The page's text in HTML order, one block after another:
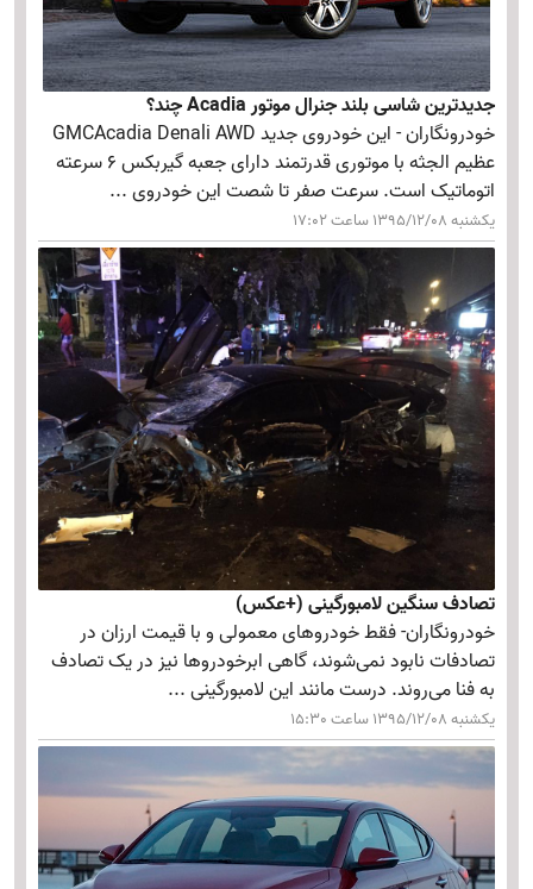
جدیدترین شاسی بلند جنرال موتور Acadia چند؟
خودرونگاران - این خودروی جدید GMCAcadia Denali AWD
عظیم الجثه با موتوری قدرتمند دارای جعبه گیربکس 6 سرعته
اتوماتیک است. سرعت صفر تا شصت این خودروی ...
یکشنبه 1395/12/08 ساعت 17:02
تصادف سنگین لامبورگینی (+عکس)
خودرونگاران- فقط خودروهای معمولی و با قیمت ارزان در
تصادفات نابود نمی‌شوند، گاهی ابرخودروها نیز در یک تصادف
به فنا می‌روند. درست مانند این لامبورگینی ...
یکشنبه 1395/12/08 ساعت 15:30